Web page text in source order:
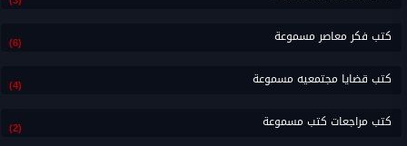
كتب فكر معاصر مسموعة (6)
كتب قضايا مجتمعيه مسموعة (4)
كتب مراجعات كتب مسموعة (2)